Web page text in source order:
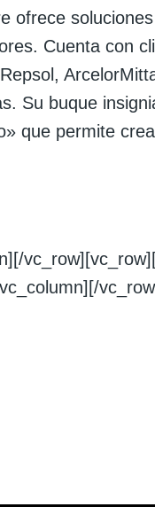
ofrece
Cuenta con
Su buque
que permite